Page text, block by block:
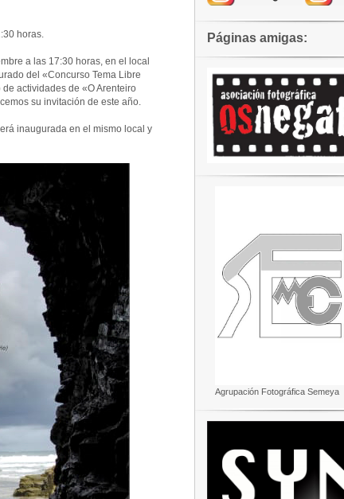
horas.
a las 17:30 horas, en el local
del «Concurso Tema Libre
actividades de «O Arenteiro
su invitación de este año.
inaugurada en el mismo local y
Páginas amigas:
Agrupación Fotográfica Semeya